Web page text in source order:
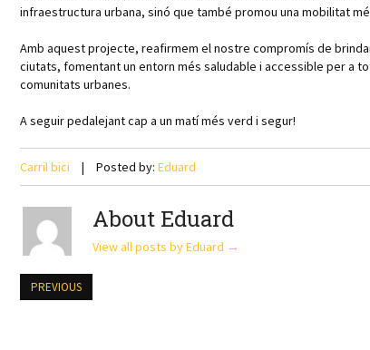
infraestructura urbana, sinó que també promou una mobilitat
Amb aquest projecte, reafirmem el nostre compromís de
ciutats, fomentant un entorn més saludable i accessible per a
comunitats urbanes.
A seguir pedalejant cap a un matí més verd i segur!
Carril bici Posted by: Eduard
About Eduard
View all posts by Eduard →
PREVIOUS